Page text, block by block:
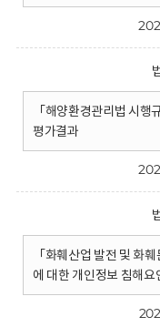
「해양환경관리법 시
평가결과
「화훼산업 발전 및 화
에 대한 개인정보 침해요